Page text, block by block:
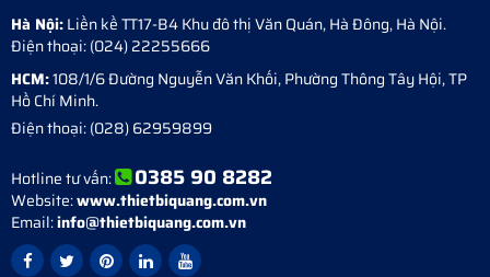
Hà Nội:Liền kề TT17-B4 Khu đô thị Văn Quán,Hà Đông,Hà Nội.
Điện thoại:(024) 22255666
HCM:108/1/6 Đường Nguyễn Văn Khối, Phường Thông Tây Hội, TP
Hồ Chí Minh.
Điện thoại:(028) 62959899
Hotline tư vấn: 0385 90 8282
Website:www.thietbiquang.com.vn
Email:info@thietbiquang.com.vn